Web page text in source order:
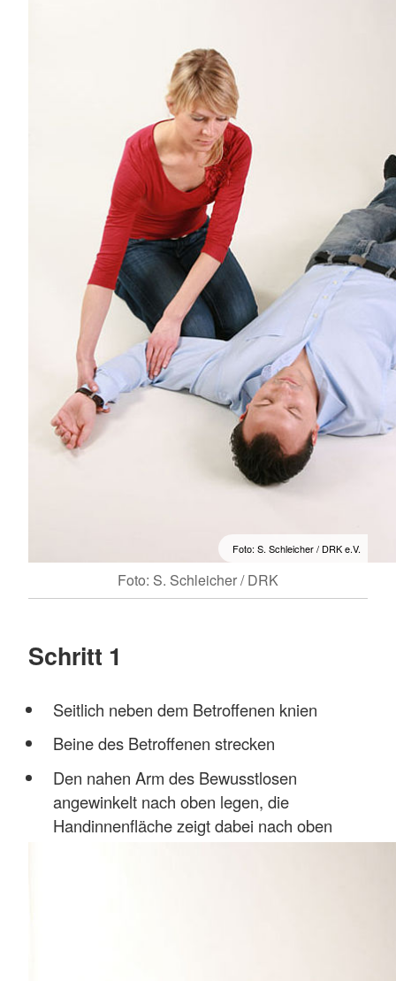
Foto: S. Schleicher / DRK e.V.
Foto: S. Schleicher / DRK
Schritt 1
Seitlich neben dem Betroffenen knien
Beine des Betroffenen strecken
Den nahen Arm des Bewusstlosen
angewinkelt nach oben legen, die
Handinnenfläche zeigt dabei nach oben